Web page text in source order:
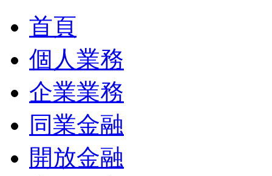
首頁
個人業務
企業業務
同業金融
開放金融